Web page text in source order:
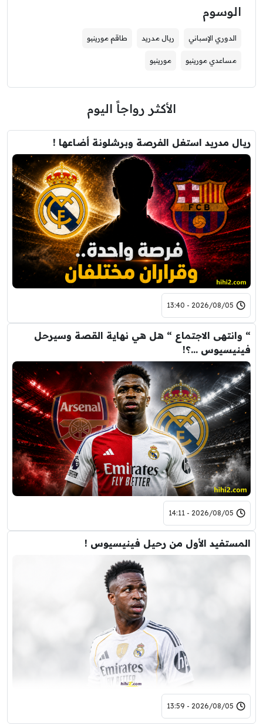
الوسوم
الدوري الإسباني ريال مدريد طاقم مورينيو
مساعدي مورينيو مورينيو
الأكثر رواجاً اليوم
ريال مدريد استغل الفرصة وبرشلونة أضاعها !
2026/08/05 - 13:40
“ وانتهى الاجتماع “ هل هي نهاية القصة وسيرحل
فينيسيوس …؟!
2026/08/05 - 14:11
المستفيد الأول من رحيل فينيسيوس !
2026/08/05 - 13:59